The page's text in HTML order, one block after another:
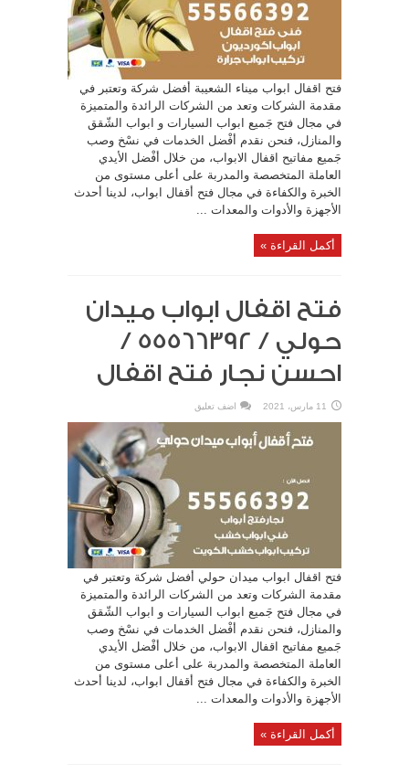
فتح اقفال ابواب ميناء الشعيبة أفضل شركة وتعتبر في
مقدمة الشركات وتعد من الشركات الرائدة والمتميزة
في مجال فتح جَميع ابواب السيارات و ابواب الشّقق
والمنازل، فنحن نقدم أفْضل الخدمات في نسْخ وصب
جَميع مفاتيح اقفال الابواب، من خلال أفْضل الأيدي
العاملة المتخصصة والمدربة على أعلى مستوى من
الخبرة والكفاءة في مجال فتح أقفال ابواب، لدينا أحدث
الأجهزة والأدوات والمعدات ...
أكمل القراءة »
فتح اقفال ابواب ميدان
حولي / 55566392 /
احسن نجار فتح اقفال
11 مارس، 2021 اضف تعليق
فتح اقفال ابواب ميدان حولي أفضل شركة وتعتبر في
مقدمة الشركات وتعد من الشركات الرائدة والمتميزة
في مجال فتح جَميع ابواب السيارات و ابواب الشّقق
والمنازل، فنحن نقدم أفْضل الخدمات في نسْخ وصب
جَميع مفاتيح اقفال الابواب، من خلال أفْضل الأيدي
العاملة المتخصصة والمدربة على أعلى مستوى من
الخبرة والكفاءة في مجال فتح أقفال ابواب، لدينا أحدث
الأجهزة والأدوات والمعدات ...
أكمل القراءة »